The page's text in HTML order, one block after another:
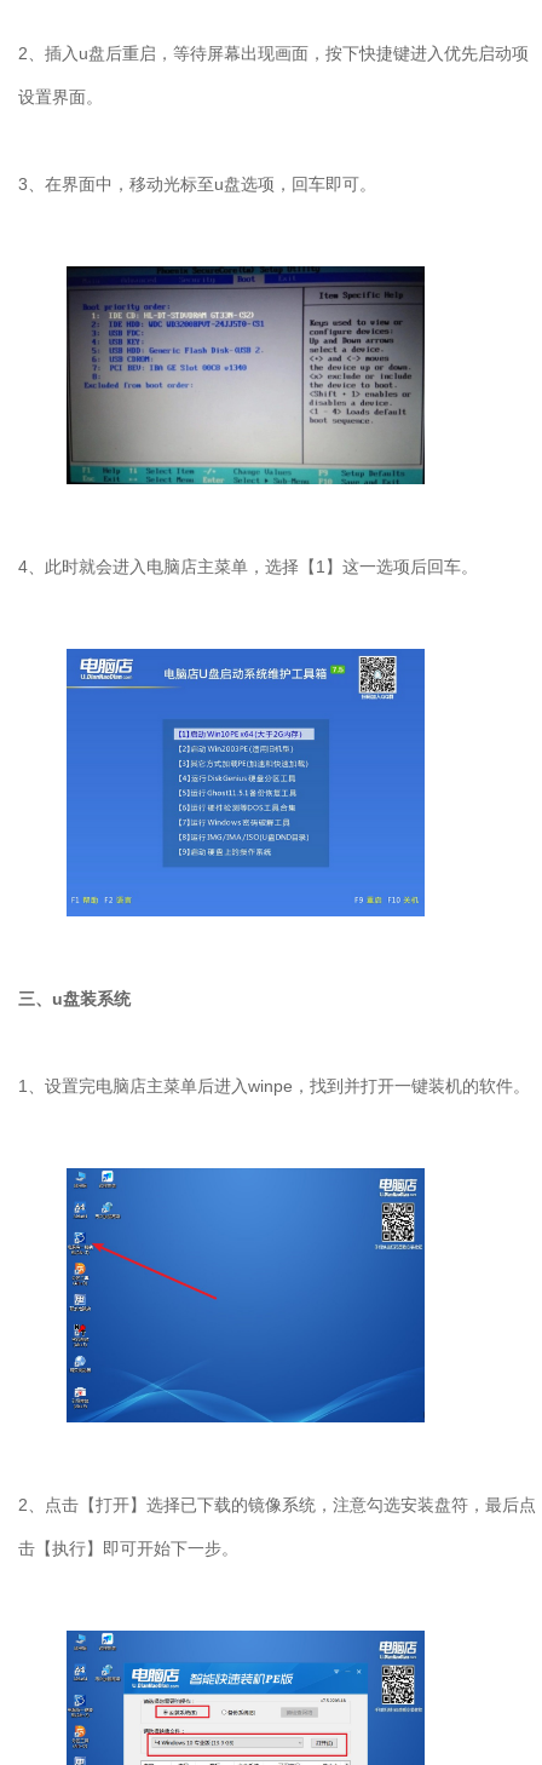
2 、插入 u盘后重启，等待屏幕出现画面，按下快捷键进入优先启动项
设置界面。
3 、在界面中，移动光标至u盘选项，回车即可。
4 、此时就会进入电脑店主菜单，选择【1 】这一选项后回车。
三、 u盘装系统
1、设置完电脑店主菜单后进入winpe ，找到并打开一键装机的软件。
2、点击【打开】选择已下载的镜像系统，注意勾选安装盘符，最后点
击【执行】即可开始下一步。